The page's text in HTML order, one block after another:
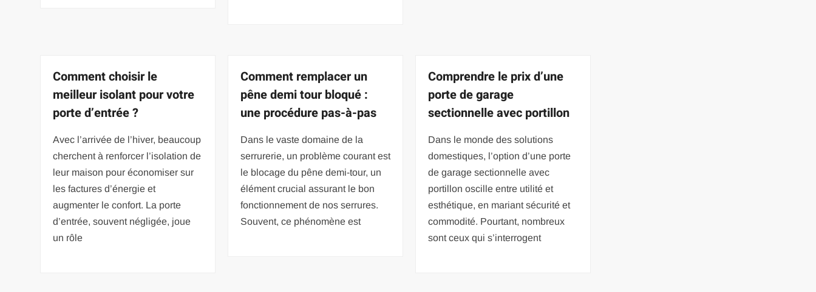
Comment choisir le
meilleur isolant pour votre
porte d’entrée ?
Avec l’arrivée de l’hiver, beaucoup
cherchent à renforcer l’isolation de
leur maison pour économiser sur
les factures d’énergie et
augmenter le confort. La porte
d’entrée, souvent négligée, joue
un rôle
Comment remplacer un
pêne demi tour bloqué :
une procédure pas-à-pas
Dans le vaste domaine de la
serrurerie, un problème courant est
le blocage du pêne demi-tour, un
élément crucial assurant le bon
fonctionnement de nos serrures.
Souvent, ce phénomène est
Comprendre le prix d’une
porte de garage
sectionnelle avec portillon
Dans le monde des solutions
domestiques, l’option d’une porte
de garage sectionnelle avec
portillon oscille entre utilité et
esthétique, en mariant sécurité et
commodité. Pourtant, nombreux
sont ceux qui s’interrogent